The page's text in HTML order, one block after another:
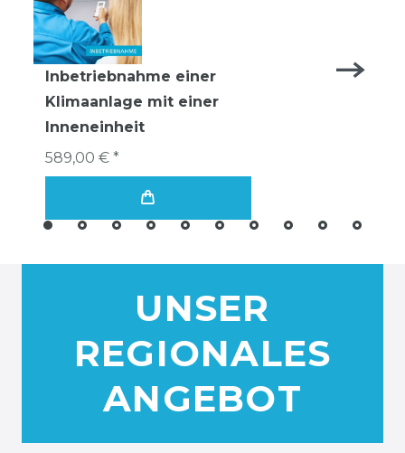
Inbetriebnahme einer
Klimaanlage mit einer
Inneneinheit
589,00 € *
UNSER
REGIONALES
ANGEBOT